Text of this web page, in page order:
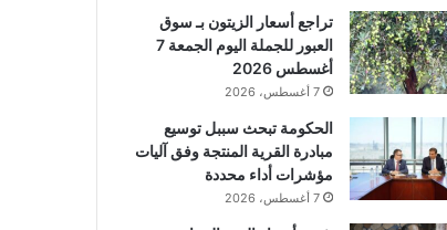
تراجع أسعار الزيتون بـ سوق
العبور للجملة اليوم الجمعة 7
أغسطس 2026
7 أغسطس، 2026
الحكومة تبحث سببل توسيع
مبادرة القرية المنتجة وفق آليات
مؤشرات أداء محددة
7 أغسطس، 2026